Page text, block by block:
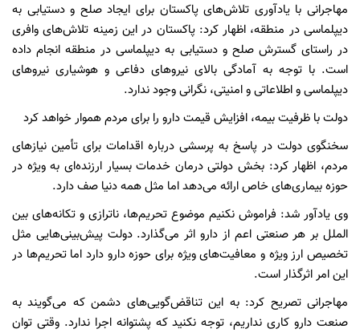
مهاجرانی با یادآوری تلاش‌های پاکستان برای ایجاد صلح و دستیابی به
دیپلماسی در منطقه، اظهار کرد: پاکستان در این زمینه تلاش‌های وافری
در راستای گسترش صلح و دستیابی به دیپلماسی در منطقه انجام داده
است. با توجه به آمادگی بالای نیروهای دفاعی و هوشیاری نیروهای
دیپلماسی و اطلاعاتی و امنیتی، نگرانی وجود ندارد.
دولت با ظرفیت بیمه، افزایش قیمت دارو را برای مردم هموار خواهد کرد
سخنگوی دولت در پاسخ به پرسشی درباره اقدامات برای تأمین نیازهای
مردم، اظهار کرد: بخش دولتی درمان خدمات بسیار ارزنده‌ای به ویژه در
حوزه بیماری‌های خاص ارائه می‌دهد اما مثل همه دنیا صف دارد.
وی یادآور شد: فراموش نکنیم موضوع تحریم‌ها، ناترازی و تکانه‌های بین
الملل بر هر صنعتی اعم از دارو اثر می‌گذارد. دولت پیش‌بینی‌هایی مثل
تخصیص ارز ویژه و معافیت‌های ویژه برای حوزه دارو دارد اما تحریم‌ها در
این امر اثرگذار است.
مهاجرانی تصریح کرد: به این تناقض‌گویی‌های دشمن که می‌گویند به
صنعت دارو کاری نداریم، توجه نکنید که پشتوانه اجرا ندارد. وقتی توان